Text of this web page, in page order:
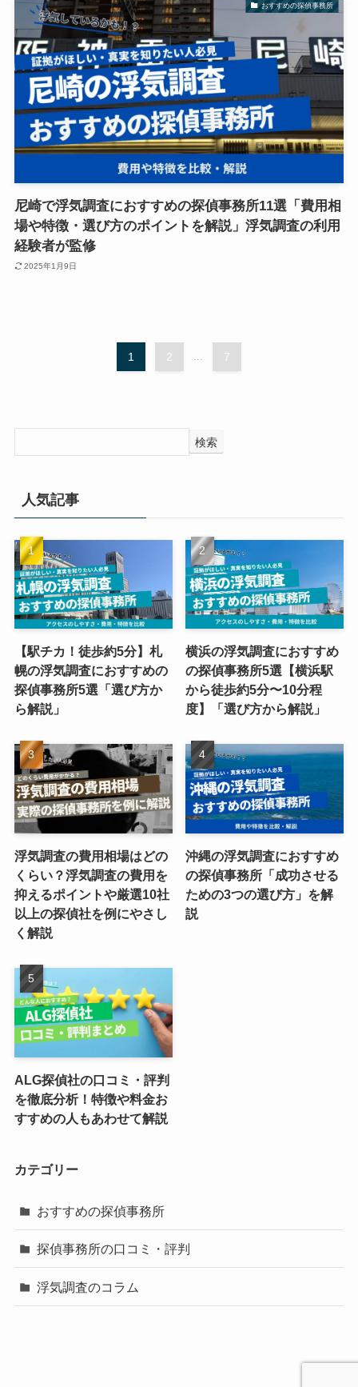
おすすめの探偵事務所
尼崎で浮気調査におすすめの探偵事務所11選「費用相
場や特徴・選び方のポイントを解説」浮気調査の利用
経験者が監修
2025年1月9日
1 2 ... 7
検索
人気記事
【駅チカ！徒歩約5分】札
幌の浮気調査におすすめの
探偵事務所5選「選び方か
ら解説」
横浜の浮気調査におすすめ
の探偵事務所5選【横浜駅
から徒歩約5分〜10分程
度】「選び方から解説」
浮気調査の費用相場はどの
くらい？浮気調査の費用を
抑えるポイントや厳選10社
以上の探偵社を例にやさし
く解説
沖縄の浮気調査におすすめ
の探偵事務所「成功させる
ための3つの選び方」を解
説
ALG探偵社の口コミ・評判
を徹底分析！特徴や料金お
すすめの人もあわせて解説
カテゴリー
おすすめの探偵事務所
探偵事務所の口コミ・評判
浮気調査のコラム